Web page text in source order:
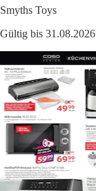
Smyths Toys
Gültig bis 31.08.2026